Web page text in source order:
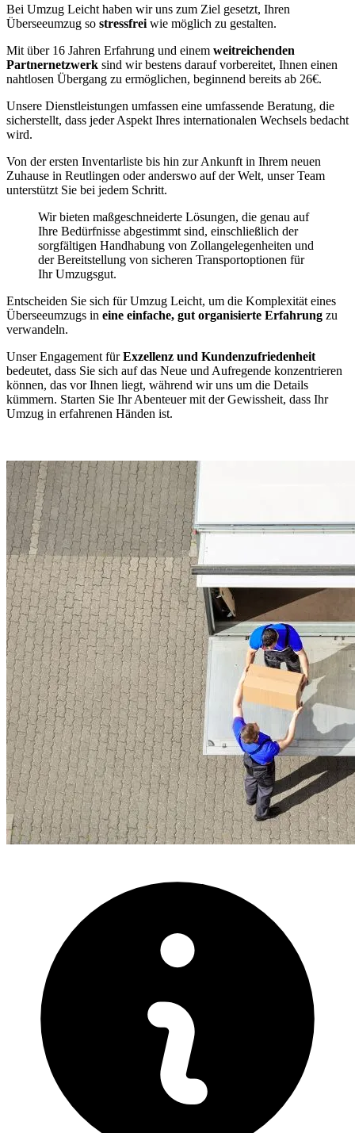
Bei Umzug Leicht haben wir uns zum Ziel gesetzt, Ihren
Überseeumzug so stressfrei wie möglich zu gestalten.
Mit über 16 Jahren Erfahrung und einem weitreichenden
Partnernetzwerk sind wir bestens darauf vorbereitet, Ihnen einen
nahtlosen Übergang zu ermöglichen, beginnend bereits ab 26€.
Unsere Dienstleistungen umfassen eine umfassende Beratung, die
sicherstellt, dass jeder Aspekt Ihres internationalen Wechsels bedacht
wird.
Von der ersten Inventarliste bis hin zur Ankunft in Ihrem neuen
Zuhause in Reutlingen oder anderswo auf der Welt, unser Team
unterstützt Sie bei jedem Schritt.
Wir bieten maßgeschneiderte Lösungen, die genau auf
Ihre Bedürfnisse abgestimmt sind, einschließlich der
sorgfältigen Handhabung von Zollangelegenheiten und
der Bereitstellung von sicheren Transportoptionen für
Ihr Umzugsgut.
Entscheiden Sie sich für Umzug Leicht, um die Komplexität eines
Überseeumzugs in eine einfache, gut organisierte Erfahrung zu
verwandeln.
Unser Engagement fürExzellenz und Kundenzufriedenheit
bedeutet, dass Sie sich auf das Neue und Aufregende konzentrieren
können, das vor Ihnen liegt, während wir uns um die Details
kümmern. Starten Sie Ihr Abenteuer mit der Gewissheit, dass Ihr
Umzug in erfahrenen Händen ist.